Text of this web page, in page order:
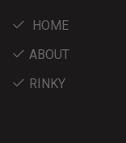
HOME
ABOUT
RINKY